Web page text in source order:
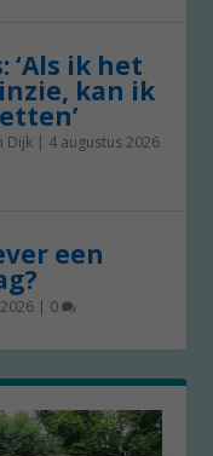
ik het
kan ik
Dijk | 4 augustus 2026
een
| 0